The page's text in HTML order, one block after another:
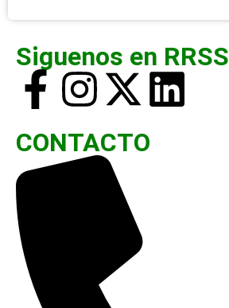
Siguenos en RRSS
CONTACTO